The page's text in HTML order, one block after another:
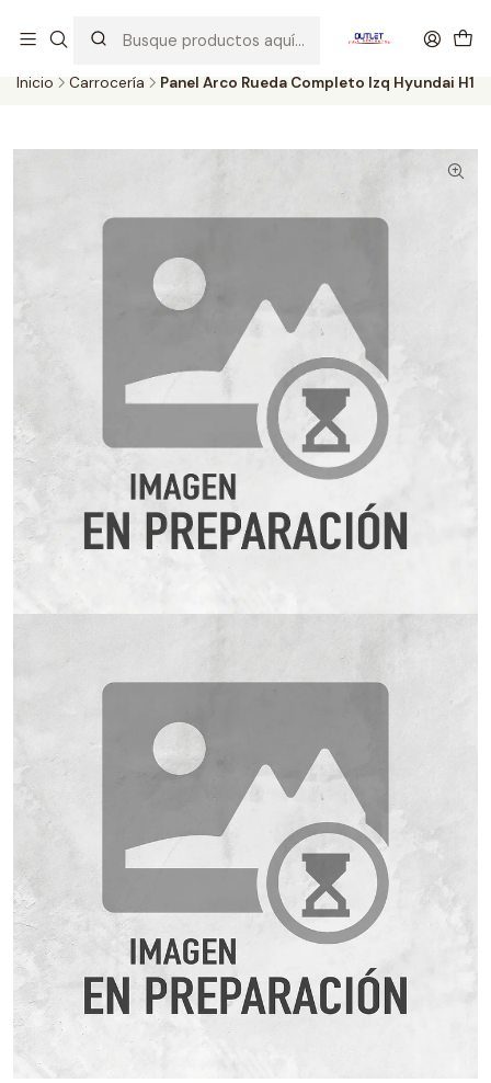
probados con altos estándares de calidad.
Inicio Carrocería Panel Arco Rueda Completo Izq Hyundai H1